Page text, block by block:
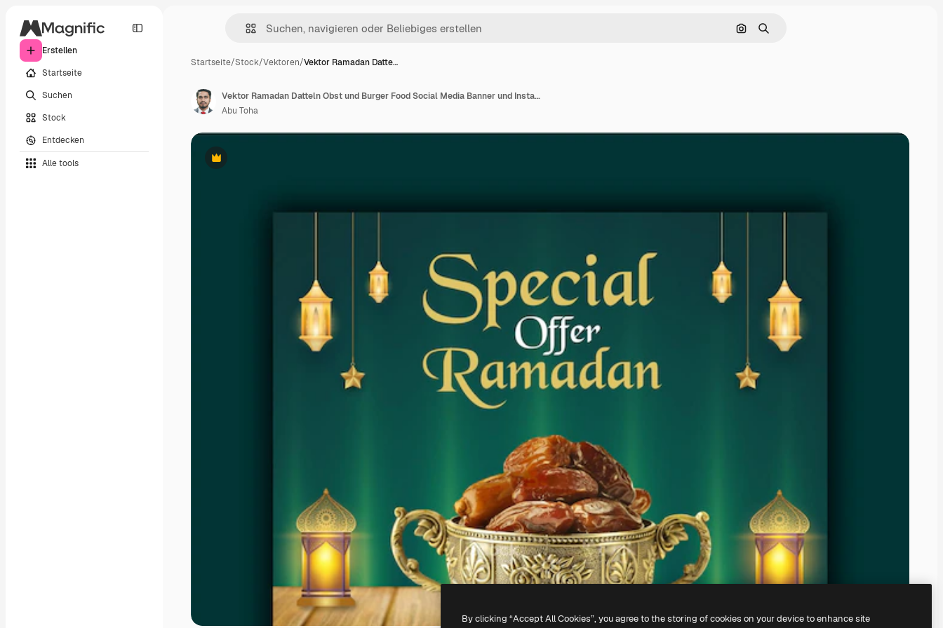
Erstellen
Startseite
Suchen
Stock
Entdecken
Alle tools
Nach Bild suchen
Suchen
Startseite/Stock/Vektoren/Vektor Ramadan Datte…
Premium
Vektor Ramadan Datteln Obst und Burger Food Social Media Banner und Instagram Post Design Template
Abu Toha
By clicking “Accept All Cookies”, you agree to the storing of cookies on your device to enhance site